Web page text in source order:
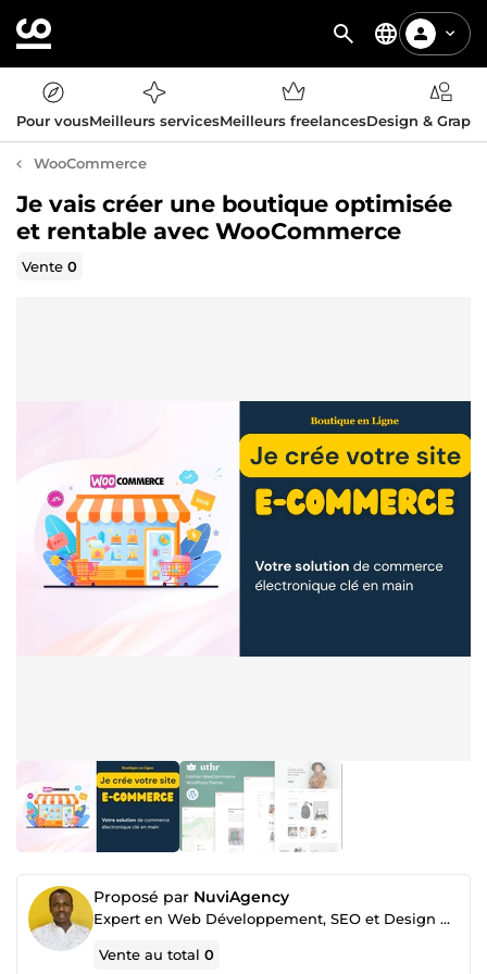
Pour vousMeilleurs servicesMeilleurs freelancesDesign &
WooCommerce
Je vais créer une boutique optimisée
et rentable avec WooCommerce
Vente0
Proposé par NuviAgency
Expert en Web Développement, SEO et Design Web
Vente au total0